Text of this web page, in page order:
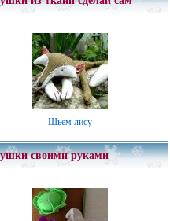
Шьем лису
своими руками